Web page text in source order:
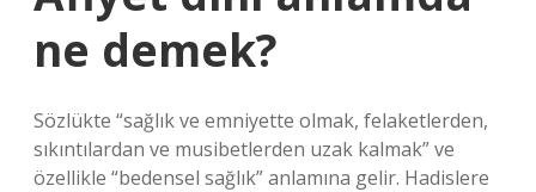
ne demek?
Sözlükte “sağlık ve emniyette olmak, felaketlerden,
sıkıntılardan ve musibetlerden uzak kalmak” ve
özellikle “bedensel sağlık” anlamına gelir. Hadislere